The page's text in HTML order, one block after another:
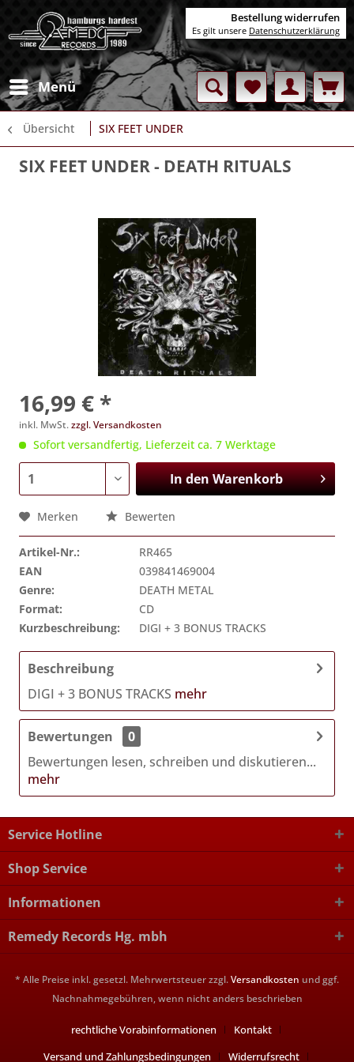
Menü
Übersicht SIX FEET UNDER
SIX FEET UNDER- DEATH RITUALS
16,99 € *
inkl. MwSt.zzgl. Versandkosten
Sofort versandfertig, Lieferzeit ca. 7 Werktage
In denWarenkorb
Merken Bewerten
Artikel-Nr.:
RR465
EAN
039841469004
Genre:
DEATH METAL
Format:
CD
Kurzbeschreibung:
DIGI + 3 BONUS TRACKS
Beschreibung
DIGI + 3 BONUS TRACKS mehr
Bewertungen
0
Bewertungen lesen, schreiben und diskutieren...
mehr
Service Hotline
Shop Service
Informationen
Remedy Records Hg. mbh
* Alle Preise inkl. gesetzl. Mehrwertsteuer zzgl.Versandkosten und ggf.
Nachnahmegebühren, wenn nicht anders beschrieben
rechtliche Vorabinformationen
Kontakt
Versand und Zahlungsbedingungen
Widerrufsrecht
Bestellung widerrufen
Es gilt unsere Datenschutzerklärung